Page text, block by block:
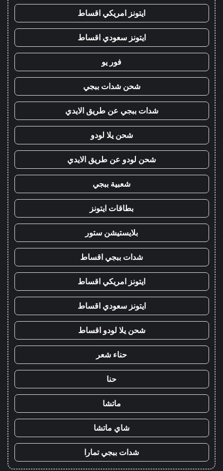
ايتونز امريكي اقساط
ايتونز سعودي اقساط
فور يو
شحن شدات ببجي
شدات ببجي عن طريق الايدي
شحن يلا لودو
شحن لودو عن طريق الايدي
شعبية ببجي
بطاقات ايتونز
بلايستيشن ستور
شدات ببجي اقساط
ايتونز امريكي اقساط
ايتونز سعودي اقساط
شحن يلا لودو اقساط
حناء شعر
حنا
ماتشا
شاي ماتشا
شدات ببجي تمارا